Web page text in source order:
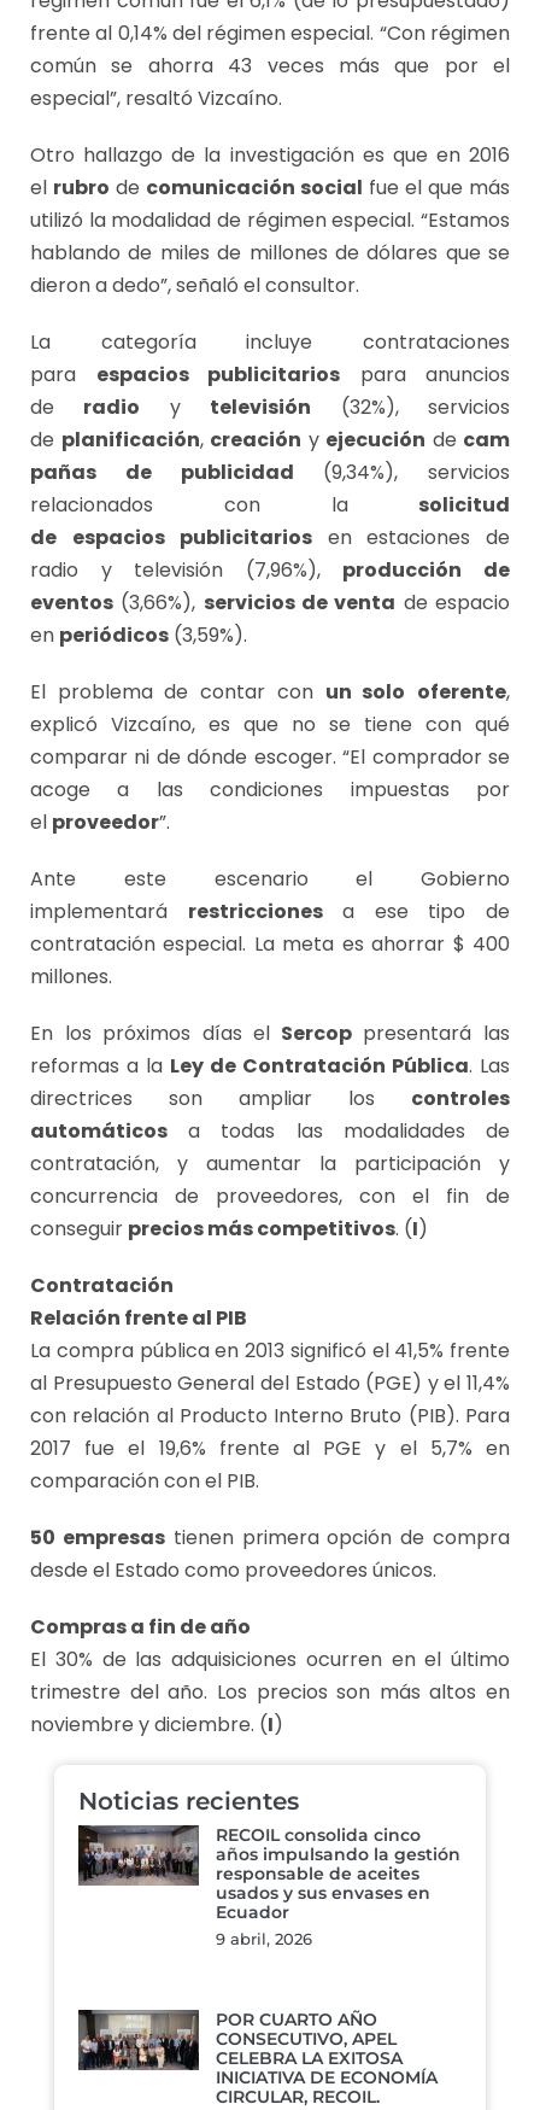
frente al 0,14% del régimen especial. “Con régimen
común se ahorra 43 veces más que por el
especial”, resaltó Vizcaíno.
Otro hallazgo de la investigación es que en 2016
el rubro de comunicación social fue el que más
utilizó la modalidad de régimen especial. “Estamos
hablando de miles de millones de dólares que se
dieron a dedo”, señaló el consultor.
La categoría incluye contrataciones
para espacios publicitarios para anuncios
de radio y televisión (32%), servicios
de planificación, creación y ejecución de cam
pañas de publicidad (9,34%), servicios
relacionados con la solicitud
de
espacios publicitarios en estaciones de
radio y televisión (7,96%), producción de
eventos (3,66%), servicios de venta de espacio
en periódicos (3,59%).
El problema de contar con un solo oferente,
explicó Vizcaíno, es que no se tiene con qué
comparar ni de dónde escoger. “El comprador se
acoge a las condiciones impuestas por
el proveedor”.
Ante este escenario el Gobierno
implementará restriccionesa ese tipo de
contratación especial. La meta es ahorrar $ 400
millones.
En los próximos días el Sercoppresentará las
reformas a la Ley de Contratación Pública. Las
directrices son ampliar los controles
automáticos a todas las modalidades de
contratación, y aumentar la participación y
concurrencia de proveedores, con el fin de
conseguir precios más competitivos. (I)
Contratación
Relación frente al PIB
La compra pública en 2013 significó el 41,5% frente
al Presupuesto General del Estado (PGE) y el 11,4%
con relación al Producto Interno Bruto (PIB). Para
2017 fue el 19,6% frente al PGE y el 5,7% en
comparación con el PIB.
50 empresastienen primera opción de compra
desde el Estado como proveedores únicos.
Compras a fin de año
El 30% de las adquisiciones ocurren en el último
trimestre del año. Los precios son más altos en
noviembre y diciembre. (I)
Noticias recientes
RECOIL consolida cinco
años impulsando la gestión
responsable de aceites
usados y sus envases en
Ecuador
9 abril, 2026
POR CUARTO AÑO
CONSECUTIVO, APEL
CELEBRA LA EXITOSA
INICIATIVA DE ECONOMÍA
CIRCULAR, RECOIL.